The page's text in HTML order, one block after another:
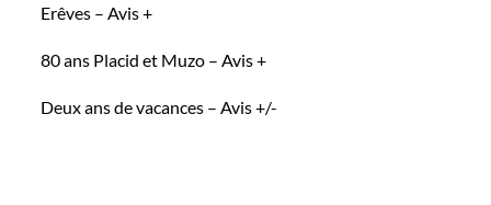
Erêves – Avis +
80 ans Placid et Muzo – Avis +
Deux ans de vacances – Avis +/-